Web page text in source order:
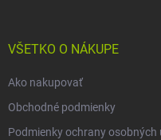
VŠETKO O NÁKUPE
Ako nakupovať
Obchodné podmienky
Podmienky ochrany osobných